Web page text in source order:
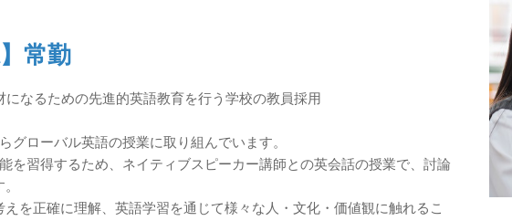
常勤
なるための先進的英語教育を行う学校の教員採用
グローバル英語の授業に取り組んでいます。
を習得するため、ネイティブスピーカー講師との英会話の授業で、討論
を正確に理解、英語学習を通じて様々な人・文化・価値観に触れるこ